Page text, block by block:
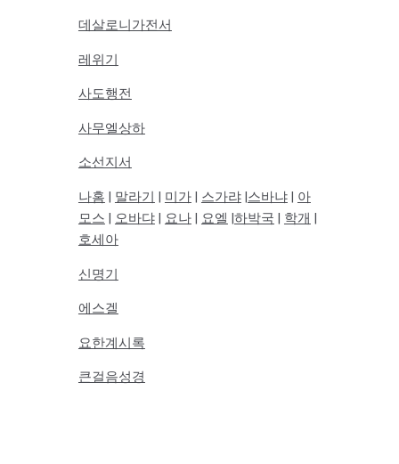
데살로니가전서
레위기
사도행전
사무엘상하
소선지서
나홈 | 말라기 | 미가| 스가랴|스바냐| 아
모스 | 오바댜| 요나| 요엘 |하박국 | 학개 |
호세아
신명기
에스겔
요한계시록
큰걸음성경